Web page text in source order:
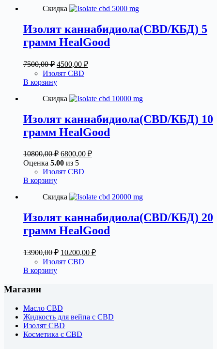
Скидка
Изолят каннабидиола(CBD/КБД) 5
грамм HealGood
7500,00₽ Первоначальная
цена
составляла
4500,00 ₽Текущая
Изолят CBD
В корзину
Скидка
Изолят каннабидиола(CBD/КБД) 10
грамм HealGood
10800,00₽ Первоначальная
цена
составляла
6800,00 ₽Текущая
Оценка 5.00 из 5
Изолят CBD
В корзину
Скидка
Изолят каннабидиола(CBD/КБД) 20
грамм HealGood
13900,00₽ Первоначальная
цена
составляла
10200,00 ₽Текущая
Изолят CBD
В корзину
Магазин
Масло CBD
Жидкость для вейпа с CBD
Изолят CBD
Косметика с CBD